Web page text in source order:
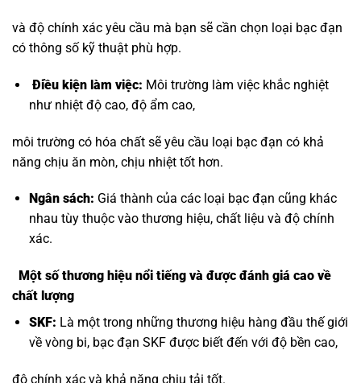
và độ chính xác yêu cầu mà bạn sẽ cần chọn loại bạc đạn
có thông số kỹ thuật phù hợp.
Điều kiện làm việc: Môi trường làm việc khắc nghiệt
như nhiệt độ cao, độ ẩm cao,
môi trường có hóa chất sẽ yêu cầu loại bạc đạn có khả
năng chịu ăn mòn, chịu nhiệt tốt hơn.
Ngân sách: Giá thành của các loại bạc đạn cũng khác
nhau tùy thuộc vào thương hiệu, chất liệu và độ chính
xác.
Một số thương hiệu nổi tiếng và được đánh giá cao về
chất lượng
SKF: Là một trong những thương hiệu hàng đầu thế giới
về vòng bi, bạc đạn SKF được biết đến với độ bền cao,
độ chính xác và khả năng chịu tải tốt.